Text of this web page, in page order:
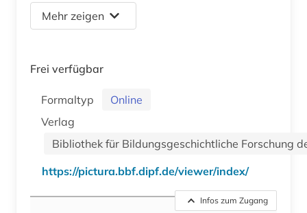
Mehr zeigen
Frei verfügbar
Formaltyp
Online
Verlag
Bibliothek für Bildungsgeschichtliche Forschung
https://pictura.bbf.dipf.de/viewer/index/
Infos zum Zugang